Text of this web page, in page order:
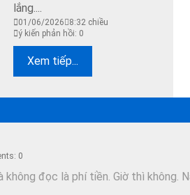
lắng....
01/06/2026
8:32 chiều
ý kiến phản hồi: 0
Xem tiếp...
0
không đọc là phí tiền. Giờ thì không.